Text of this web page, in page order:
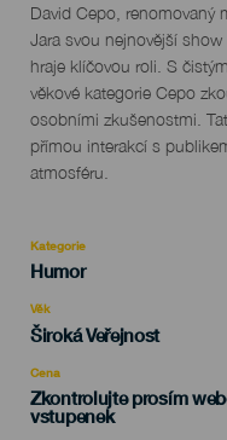
Descripción
del
evento
David Cepo, renomovaný
Jara svou nejnovější
hraje klíčovou roli. S
věkové kategorie Cepo
osobními zkušenostmi.
přímou interakcí s
atmosféru.
Kategorie
Categoría
evento
Humor
Věk
Edad
Recomendada
Široká Veřejnost
Cena
Zkontrolujte prosím
vstupenek